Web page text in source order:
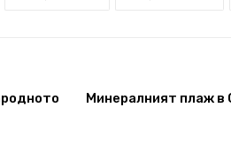
Минералният плаж в